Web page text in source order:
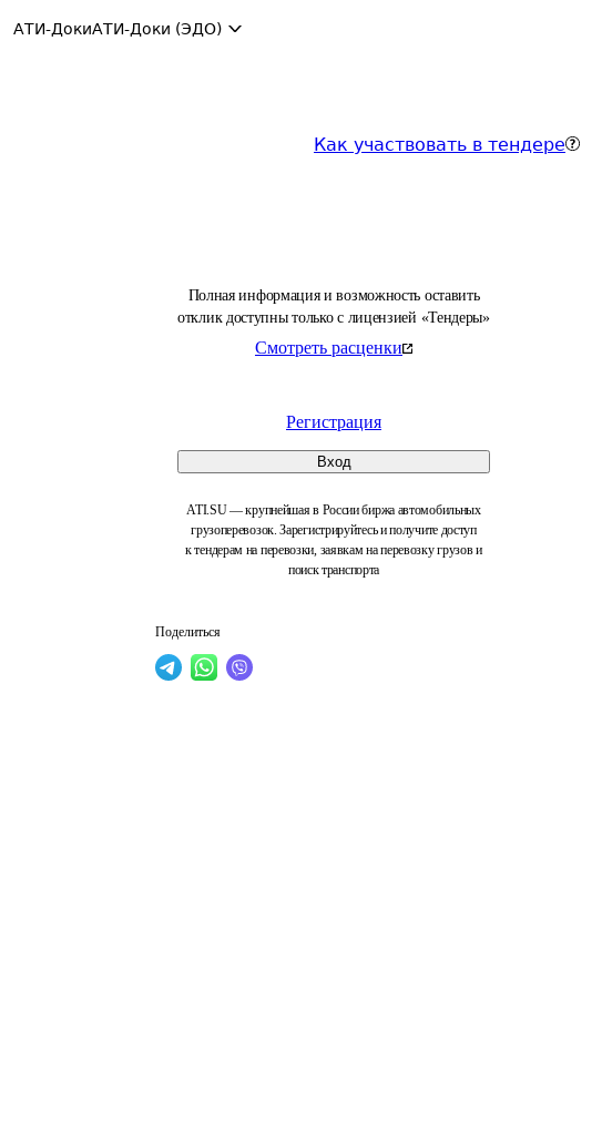
АТИ-ДокиАТИ-Доки (ЭДО)
Как участвовать в тендере
Полная информация и возможность оставить
отклик доступны только с лицензией «Тендеры»
Смотреть расценки
Регистрация
Вход
ATI.SU — крупнейшая в России биржа автомобильных
грузоперевозок. Зарегистрируйтесь и получите доступ
к тендерам на перевозки, заявкам на перевозку грузов и
поиск транспорта
Поделиться